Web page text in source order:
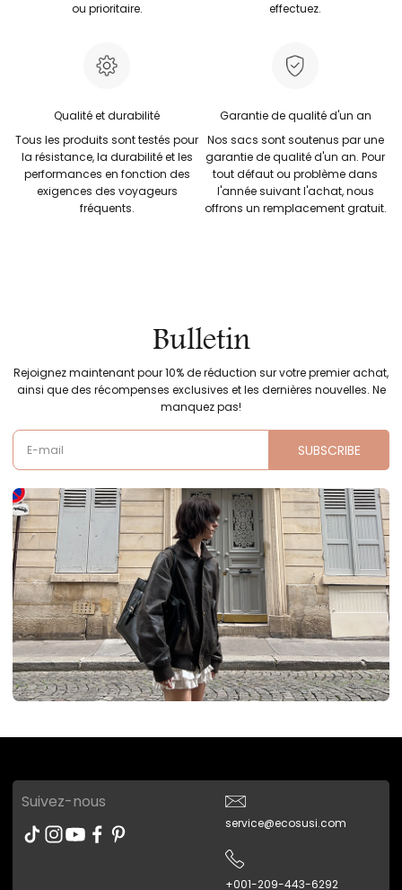
ou prioritaire.
effectuez.
Qualité et durabilité
Tous les produits sont testés pour
la résistance, la durabilité et les
performances en fonction des
exigences des voyageurs
fréquents.
Garantie de qualité d'un an
Nos sacs sont soutenus par une
garantie de qualité d'un an. Pour
tout défaut ou problème dans
l'année suivant l'achat, nous
offrons un remplacement gratuit.
Bulletin
Rejoignez maintenant pour 10% de réduction sur votre premier achat,
ainsi que des récompenses exclusives et les dernières nouvelles. Ne
manquez pas!
E-mail SUBSCRIBE
Suivez-nous
service@ecosusi.com
+001-209-443-6292